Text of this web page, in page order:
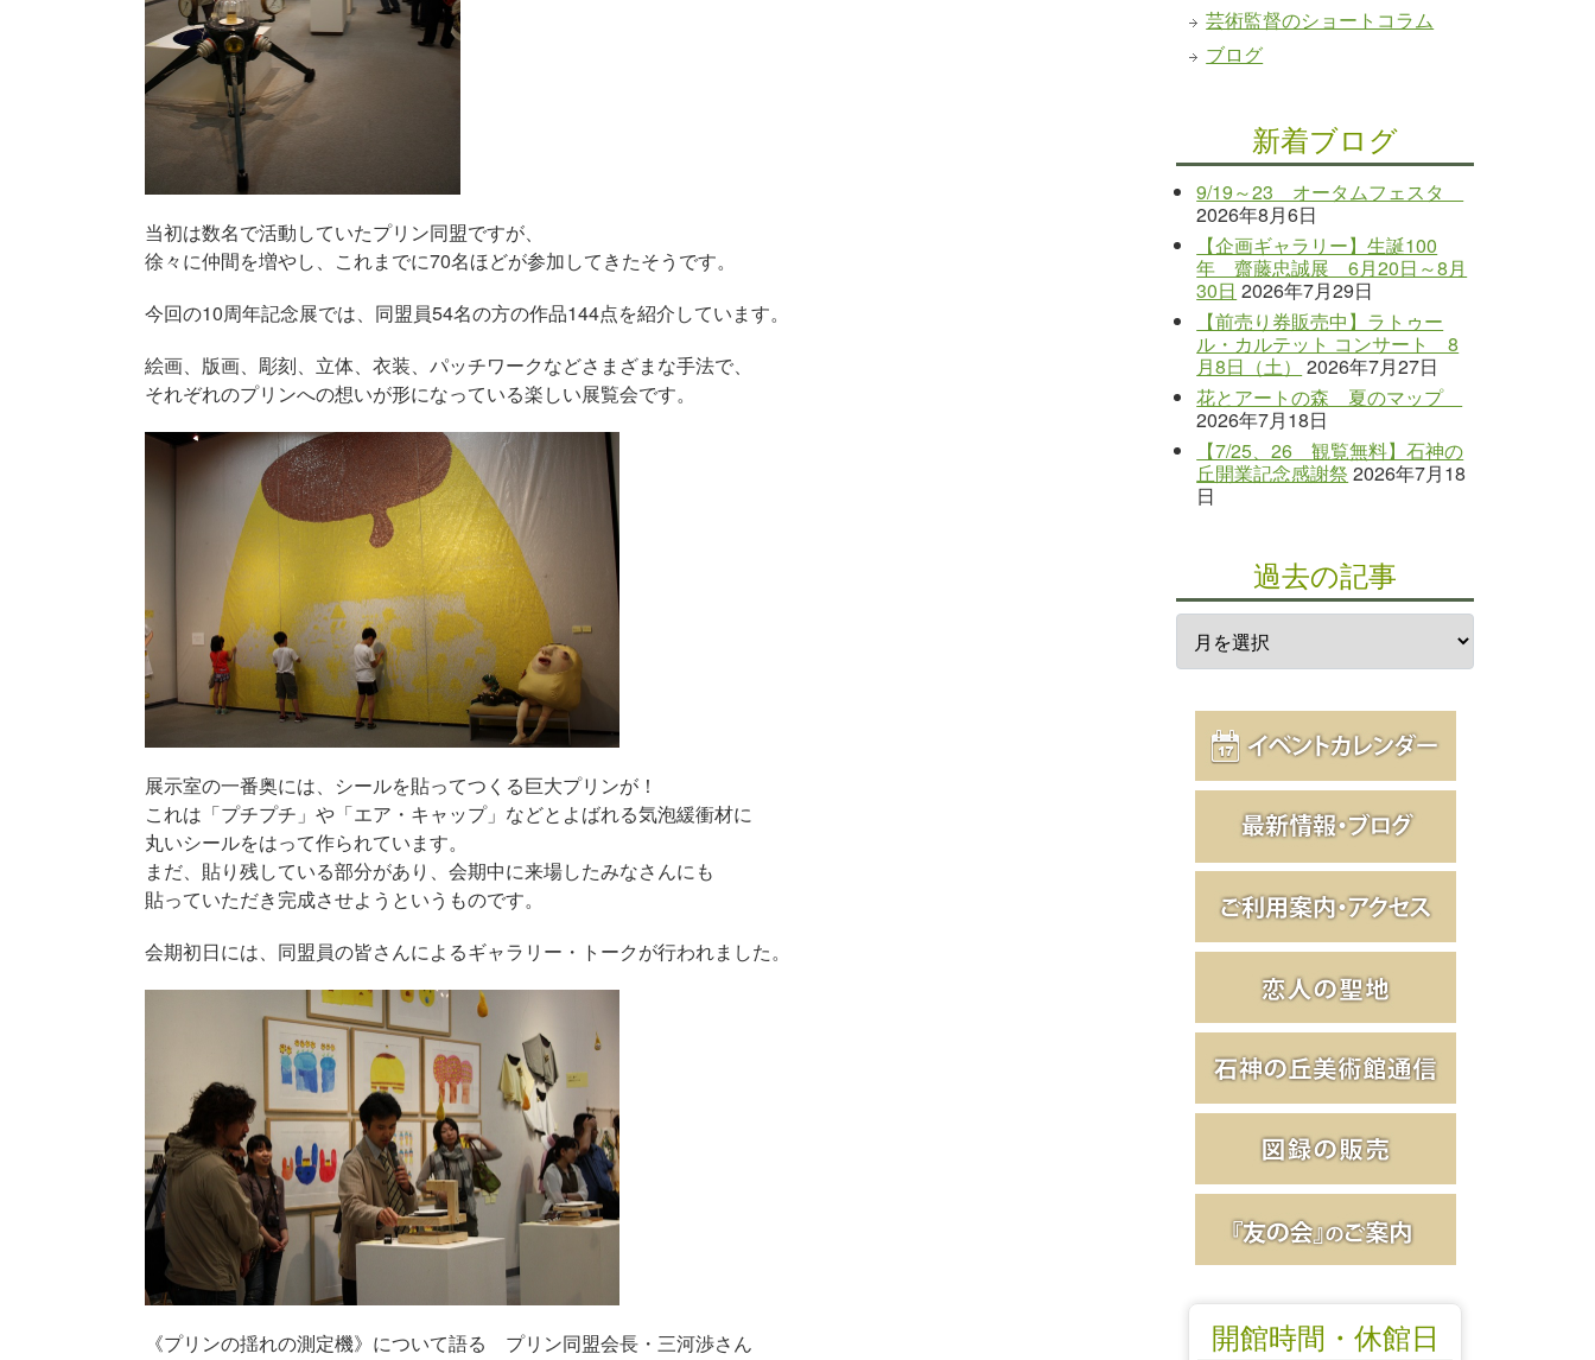
当初は数名で活動していたプリン同盟ですが、
徐々に仲間を増やし、これまでに70名ほどが参加してきたそうです。
今回の10周年記念展では、同盟員54名の方の作品144点を紹介しています。
絵画、版画、彫刻、立体、衣装、パッチワークなどさまざまな手法で、
それぞれのプリンへの想いが形になっている楽しい展覧会です。
展示室の一番奥には、シールを貼ってつくる巨大プリンが！
これは「プチプチ」や「エア・キャップ」などとよばれる気泡緩衝材に
丸いシールをはって作られています。
まだ、貼り残している部分があり、会期中に来場したみなさんにも
貼っていただき完成させようというものです。
会期初日には、同盟員の皆さんによるギャラリー・トークが行われました。
《プリンの揺れの測定機》について語る プリン同盟会長・三河渉さん
芸術監督のショートコラム
ブログ
新着ブログ
9/19～23 オータムフェスタ
2026年8月6日
【企画ギャラリー】生誕100
年 齋藤忠誠展 6月20日～8月
30日 2026年7月29日
【前売り券販売中】ラトゥー
ル・カルテット コンサート 8
月8日（土）
2026年7月27日
花とアートの森 夏のマップ
2026年7月18日
【7/25、26 観覧無料】石神の
丘開業記念感謝祭 2026年7月18
日
過去の記事
開館時間・休館日